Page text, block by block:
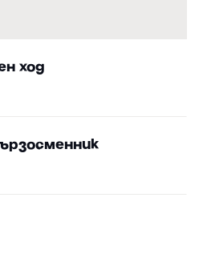
ход